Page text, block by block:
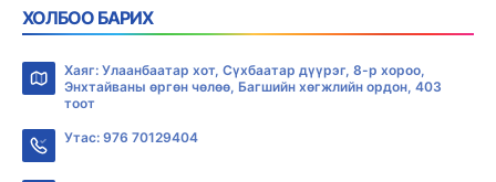
ХОЛБОО БАРИХ
Хаяг: Улаанбаатар хот, Сүхбаатар дүүрэг, 8-р хороо,
Энхтайваны өргөн чөлөө, Багшийн хөгжлийн ордон, 403
тоот
Утас: 976 70129404